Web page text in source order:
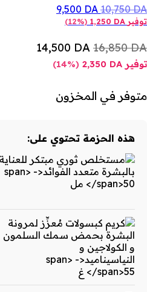
10,750DA
9,500 DA
توفير 1,250 DA
(
12%
)
16,850DA
14,500 DA
توفير 2,350 DA
(
14%
)
متوفر في المخزون
هذه الحزمة تحتوي على: